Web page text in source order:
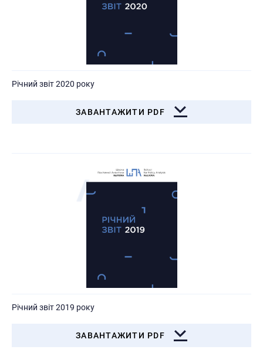
Річний звіт 2020 року
ЗАВАНТАЖИТИ PDF
Річний звіт 2019 року
ЗАВАНТАЖИТИ PDF